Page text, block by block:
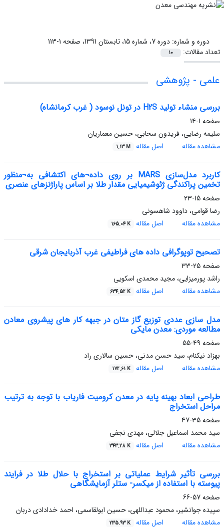
دوره و شماره:دوره 7، شماره 15، تابستان 1391، صفحه 1-113
تعداد مقالات:
10
علمی - پژوهشی
بررسی منشاء تولید H2S در تونل نوسود ( غرب کرمانشاه)
صفحه 1-14
سلیمه رضایی، فریدون سحابی، حسین معماریان
مشاهده مقاله
اصل مقاله 1.13 M
کاربرد مدل‌سازی MARS بر روی داده¬های اکتشافی به¬منظور
تخمین پراکندگی ژئوشیمیایی مقدار طلا بر اساس پاراژنزهای عنصری
صفحه15-23
رضا قوامی، داوود شاهسونی
مشاهده مقاله
اصل مقاله 165.04 K
تصحیح توپوگرافی داده های فراطیفی غرب آذربایجان شرقی
صفحه25-33
راشد پورمیزایی، مجید محمدی اسکویی
مشاهده مقاله
اصل مقاله 634.52 K
مدل سازی عددی توزیع گاز متان در جبهه کار های پیشروی معادن
مطالعه موردی: معدن مایکی
صفحه 49-55
بهزاد نیکنام، سید حسن مدنی، حسین سالاری راد
مشاهده مقاله
اصل مقاله 172.61 K
طراحی ابعاد بهینه پایه در معدن کرومیت فاریاب با توجه به ترتیب
مراحل استخراج
صفحه35-47
سید محمد اسماعیل جلالی، مهدی نجفی
مشاهده مقاله
اصل مقاله 343.28 K
بررسی تأثیر شرایط عملیاتی بر استخراج با حلال طلا در فرایند
پیوسته با استفاده از میکسر- ستلر آزمایشگاهی
صفحه57-66
سپیده جوانشیر، محمود عبداللهی، حسین ابولقاسمی، احمد خدادادی دربان
مشاهده مقاله
اصل مقاله 235.93 K